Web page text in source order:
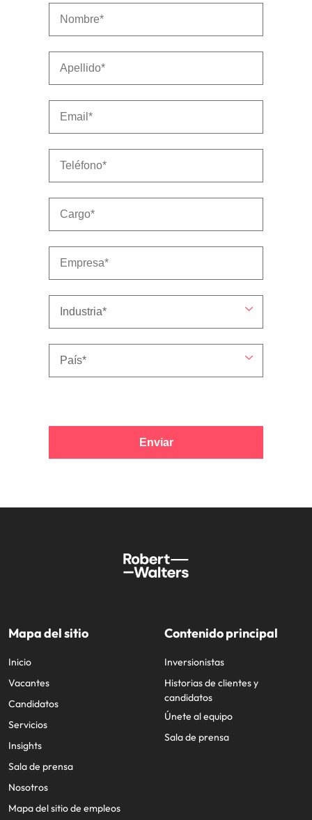
Enviar
Mapa del sitio
Inicio
Vacantes
Candidatos
Servicios
Insights
Sala de prensa
Nosotros
Mapa del sitio de empleos
Contenido principal
Inversionistas
Historias de clientes y
candidatos
Únete al equipo
Sala de prensa